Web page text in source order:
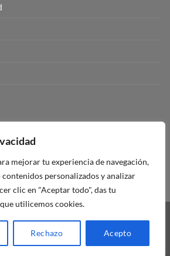
mejorar tu experiencia de navegación,
personalizados y analizar
clic en "Aceptar todo", das tu
utilicemos cookies.
Rechazo Acepto
Visa PayPal Stripe MasterCard
Garaje Universal Tienda Online España.